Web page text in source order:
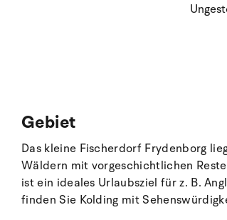
Gebiet
Das kleine Fischerdorf Frydenborg
Wäldern mit vorgeschichtlichen
ist ein ideales Urlaubsziel für z. B.
finden Sie Kolding mit